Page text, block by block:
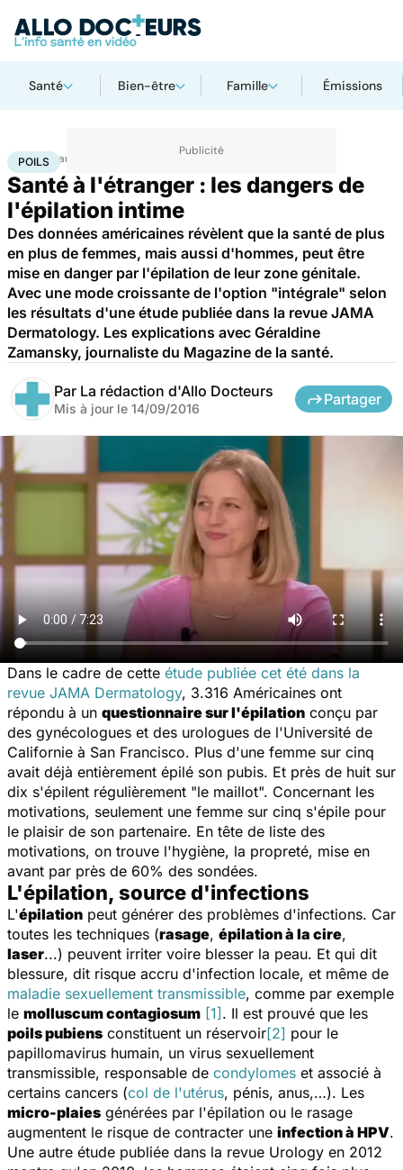
Santé Bien-être Famille Émissions
Accueil Santé
POILS
Santé à l'étranger : les dangers de
l'épilation intime
Des données américaines révèlent que la santé de plus
en plus de femmes, mais aussi d'hommes, peut être
mise en danger par l'épilation de leur zone génitale.
Avec une mode croissante de l'option "intégrale" selon
les résultats d'une étude publiée dans la revue JAMA
Dermatology. Les explications avec Géraldine
Zamansky, journaliste du Magazine de la santé.
Par La rédaction d'Allo Docteurs
Mis à jour le 14/09/2016
Partager
Dans le cadre de cette étude publiée cet été dans la
revue JAMA Dermatology, 3.316 Américaines ont
répondu à un questionnaire sur l'épilation conçu par
des gynécologues et des urologues de l'Université de
Californie à San Francisco. Plus d'une femme sur cinq
avait déjà entièrement épilé son pubis. Et près de huit sur
dix s'épilent régulièrement "le maillot". Concernant les
motivations, seulement une femme sur cinq s'épile pour
le plaisir de son partenaire. En tête de liste des
motivations, on trouve l'hygiène, la propreté, mise en
avant par près de 60% des sondées.
L'épilation, source d'infections
L'épilation peut générer des problèmes d'infections. Car
toutes les techniques (rasage, épilation à la cire,
laser...) peuvent irriter voire blesser la peau. Et qui dit
blessure, dit risque accru d'infection locale, et même de
maladie sexuellement transmissible, comme par exemple
le molluscum contagiosum [1]. Il est prouvé que les
poils pubiens constituent un réservoir[2] pour le
papillomavirus humain, un virus sexuellement
transmissible, responsable de condylomes et associé à
certains cancers (col de l'utérus, pénis, anus,…). Les
micro-plaies générées par l'épilation ou le rasage
augmentent le risque de contracter une infection à HPV.
Une autre étude publiée dans la revue Urology en 2012